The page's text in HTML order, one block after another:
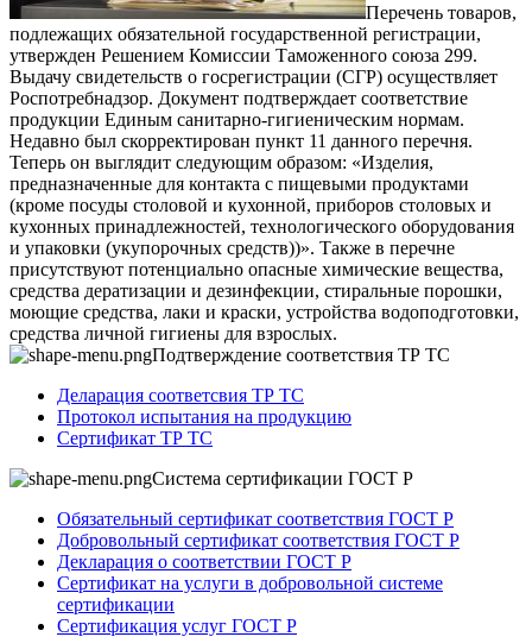
Перечень товаров,
подлежащих обязательной государственной регистрации,
утвержден Решением Комиссии Таможенного союза 299.
Выдачу свидетельств о госрегистрации (СГР) осуществляет
Роспотребнадзор. Документ подтверждает соответствие
продукции Единым санитарно-гигиеническим нормам.
Недавно был скорректирован пункт 11 данного перечня.
Теперь он выглядит следующим образом: «Изделия,
предназначенные для контакта с пищевыми продуктами
(кроме посуды столовой и кухонной, приборов столовых и
кухонных принадлежностей, технологического оборудования
и упаковки (укупорочных средств))». Также в перечне
присутствуют потенциально опасные химические вещества,
средства дератизации и дезинфекции, стиральные порошки,
моющие средства, лаки и краски, устройства водоподготовки,
средства личной гигиены для взрослых.
Подтверждение соответствия ТР ТС
Деларация соответсвия ТР ТС
Протокол испытания на продукцию
Сертификат ТР ТС
Система сертификации ГОСТ Р
Обязательный сертификат соответствия ГОСТ Р
Добровольный сертификат соответствия ГОСТ Р
Декларация о соответствии ГОСТ Р
Сертификат на услуги в добровольной системе
сертификации
Сертификация услуг ГОСТ Р